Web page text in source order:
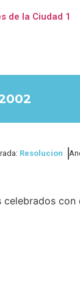
de la Ciudad 1
Resolucion
con